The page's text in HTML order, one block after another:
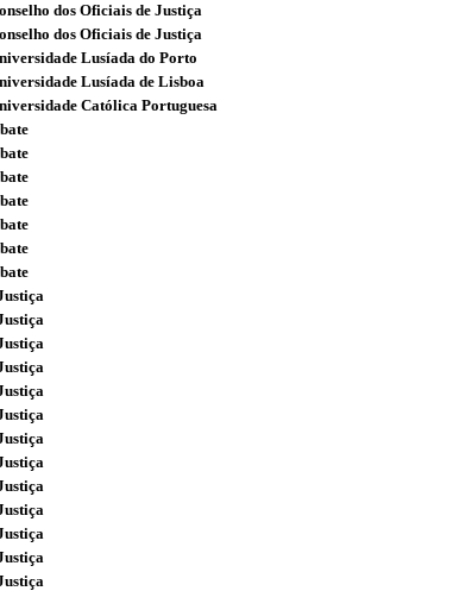
dos Oficiais de Justiça
dos Oficiais de Justiça
Lusíada do Porto
Lusíada de Lisboa
Católica Portuguesa